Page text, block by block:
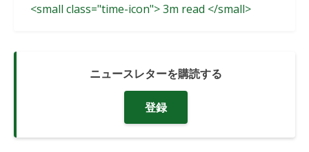
<small class="time-icon"> 3m read </small>
ニュースレターを購読する
登録